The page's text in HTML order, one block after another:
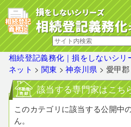
相続登記義務化｜損をしないシリ
ネット > 関東 >神奈川県 > 愛甲郡
該当する専門家はこち
このカテゴリに該当する公開中
ん。